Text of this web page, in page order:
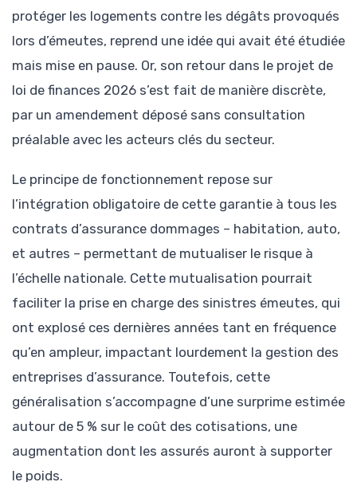
protéger les logements contre les dégâts provoqués
lors d’émeutes, reprend une idée qui avait été étudiée
mais mise en pause. Or, son retour dans le projet de
loi de finances 2026 s’est fait de manière discrète,
par un amendement déposé sans consultation
préalable avec les acteurs clés du secteur.
Le principe de fonctionnement repose sur
l’intégration obligatoire de cette garantie à tous les
contrats d’assurance dommages – habitation, auto,
et autres – permettant de mutualiser le risque à
l’échelle nationale. Cette mutualisation pourrait
faciliter la prise en charge des sinistres émeutes, qui
ont explosé ces dernières années tant en fréquence
qu’en ampleur, impactant lourdement la gestion des
entreprises d’assurance. Toutefois, cette
généralisation s’accompagne d’une surprime estimée
autour de 5 % sur le coût des cotisations, une
augmentation dont les assurés auront à supporter
le poids.